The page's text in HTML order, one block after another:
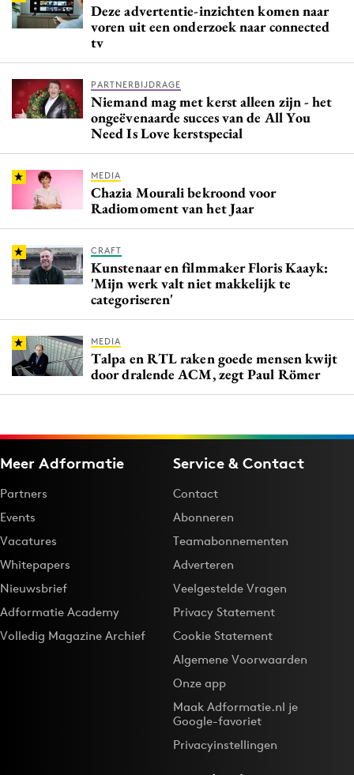
Deze advertentie-inzichten komen naar
voren uit een onderzoek naar connected
tv
PARTNERBIJDRAGE
Niemand mag met kerst alleen zijn - het
ongeëvenaarde succes van de All You
Need Is Love kerstspecial
MEDIA
Chazia Mourali bekroond voor
Radiomoment van het Jaar
CRAFT
Kunstenaar en filmmaker Floris Kaayk:
'Mijn werk valt niet makkelijk te
categoriseren'
MEDIA
Talpa en RTL raken goede mensen kwijt
door dralende ACM, zegt Paul Römer
Meer Adformatie
Partners
Events
Vacatures
Whitepapers
Nieuwsbrief
Adformatie Academy
Volledig Magazine Archief
Service & Contact
Contact
Abonneren
Teamabonnementen
Adverteren
Veelgestelde Vragen
Privacy Statement
Cookie Statement
Algemene Voorwaarden
Onze app
Maak Adformatie.nl je
Google-favoriet
Privacyinstellingen